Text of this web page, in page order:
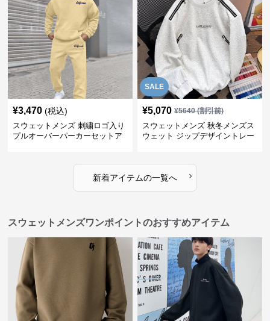
¥3,470 (税込)
スウェットメンズ 刺繍ロゴ入り
プルオーバーパーカーセットア
SALE
¥5,070 ¥5640(割引前)
スウェットメンズ 秋冬メンズス
ウェット ジップデザイントレー
新着アイテムの一覧へ ›
スウェットメンズワンポイントのおすすめアイテム